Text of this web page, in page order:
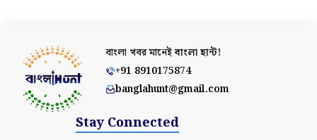
বাংলা খবর মানেইবাংলা হান্ট!
+91 8910175874
banglahunt@gmail.com
Stay Connected